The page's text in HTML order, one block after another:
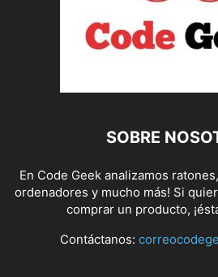
SOBRE
En Code Geek analizamos
ordenadores y mucho más! Si
comprar un producto,
Contáctanos: